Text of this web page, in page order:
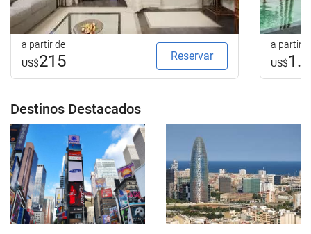
a partir de
US$215 Reservar
a partir
US$
Destinos Destacados